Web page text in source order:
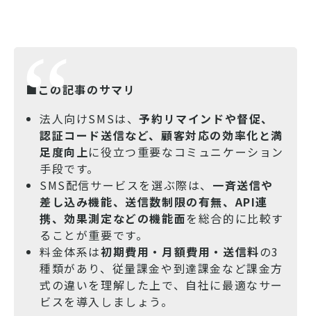
■この記事のサマリ
法人向けSMSは、予約リマインドや督促、
認証コード送信など、顧客対応の効率化と満
足度向上に役立つ重要なコミュニケーション
手段です。
SMS配信サービスを選ぶ際は、 一斉送信や
差し込み機能、送信数制限の有無、API連
携、効果測定などの機能面を総合的に比較す
ることが重要です。
料金体系は初期費用・月額費用・送信料の3
種類があり、従量課金や到達課金など課金方
式の違いを理解した上で、自社に最適なサー
ビスを導入しましょう。